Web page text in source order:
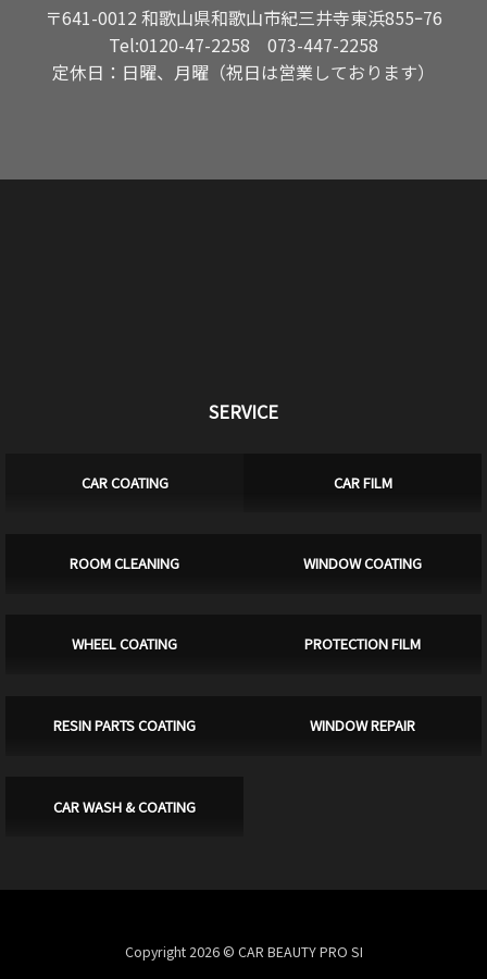
〒641-0012 和歌山県和歌山市紀三井寺東浜855ｰ76
Tel:0120-47-2258
073-447-2258
定休日：日曜、月曜（祝日は営業しております）
SERVICE
CAR COATING CAR FILM
ROOM CLEANING WINDOW COATING
WHEEL COATING PROTECTION FILM
RESIN PARTS COATING WINDOW REPAIR
CAR WASH & COATING
Copyright 2026 © CAR BEAUTY PRO SI